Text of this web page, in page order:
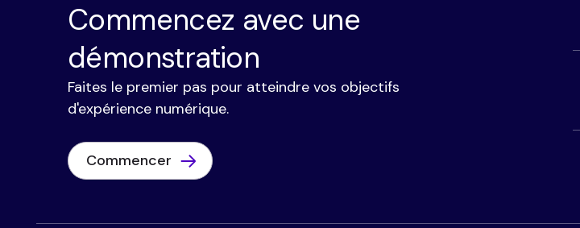
Commencez avec une
démonstration
Faites le premier pas pour atteindre vos objectifs
d'expérience numérique.
Commencer